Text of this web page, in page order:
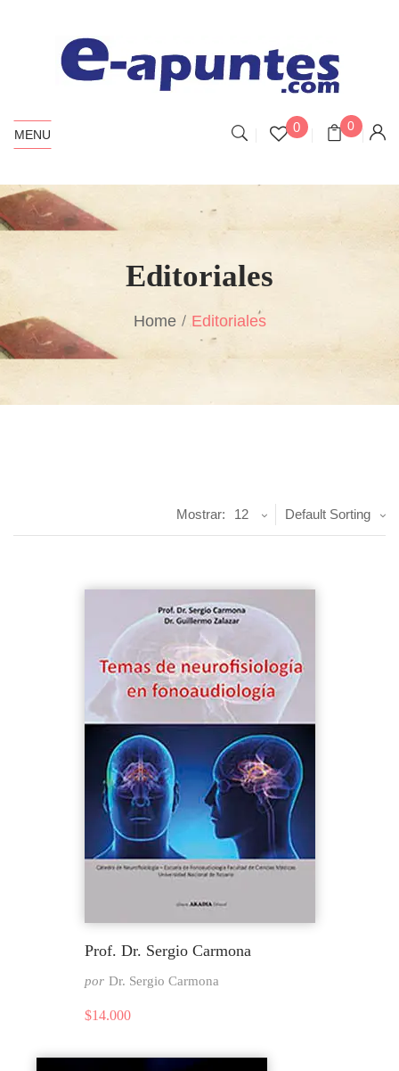
MENU 0 0
Editoriales
Home Editoriales
Default Sorting
Mostrar: 12
Prof. Dr. Sergio Carmona
por Dr. Sergio Carmona
$14.000